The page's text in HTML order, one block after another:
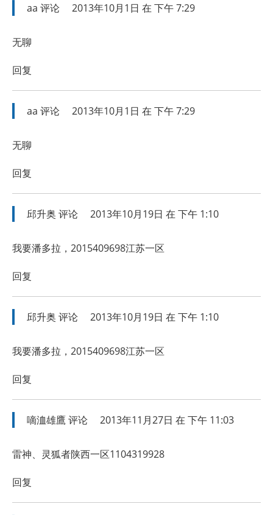
aa 评论 2013年10月1日 在 下午 7:29
无聊
回复
aa 评论 2013年10月1日 在 下午 7:29
无聊
回复
邱升奥 评论 2013年10月19日 在 下午 1:10
我要潘多拉，2015409698江苏一区
回复
邱升奥 评论 2013年10月19日 在 下午 1:10
我要潘多拉，2015409698江苏一区
回复
嘀洫雄鷹评论 2013年11月27日 在 下午 11:03
雷神、灵狐者陕西一区1104319928
回复